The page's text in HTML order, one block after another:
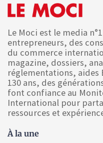
Le Moci est le media
entrepreneurs, des
du commerce
magazine, dossiers,
réglementations, aides
130 ans, des
font confiance au
International pour
ressources et
À la une